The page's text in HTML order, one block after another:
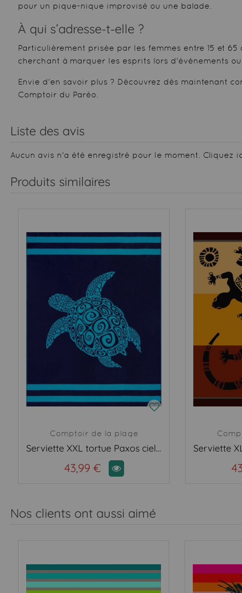
pour un pique-nique improvisé ou une balade.
À qui s’adresse-t-elle ?
Particulièrement prisée par les femmes entre 15 et
cherchant à marquer les esprits lors d'événements
Envie d'en savoir plus ? Découvrez dès maintenant
Comptoir du Paréo.
Liste des avis
Aucun avis n'a été enregistré pour le moment. Cliquez
Produits similaires
Comptoir de la plage
Serviette XXL tortue Paxos ciel et marine
43,99 €
Nos clients ont aussi aimé